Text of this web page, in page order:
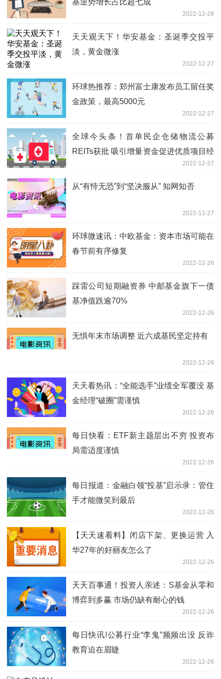
2022-12-28
天天观天下！华安基金：圣诞季交投平
淡，黄金微涨
2022-12-27
环球热推荐：郑州富士康发布员工留任奖
金政策，最高5000元
2022-12-27
全球今头条！首单民企仓储物流公募
REITs获批 吸引增量资金促进优质项目经
2022-12-27
从“有恃无恐”到“坚决服从” 知网知否
2022-12-27
环球微速讯：中欧基金：资本市场可能在
春节前有序修复
2022-12-26
踩雷公司短期融资券 中邮基金旗下一债
基净值跌逾70%
2022-12-26
无惧年末市场调整 近六成基民坚定持有
2022-12-26
天天看热讯：“全能选手”业绩全军覆没 基
金经理“破圈”需谨慎
2022-12-26
每日快看：ETF新主题层出不穷 投资布
局需适度谨慎
2022-12-26
每日报道：金融白领“投基”启示录：管住
手才能微笑到最后
2022-12-26
【天天速看料】闭店下架、更换运营 入
华27年的好丽友怎么了
2022-12-26
天天百事通！投资人亲述：S基金从零和
博弈到多赢 市场仍缺有耐心的钱
2022-12-26
每日快讯!公募行业“李鬼”频频出没 反诈
教育迫在眉睫
2022-12-26